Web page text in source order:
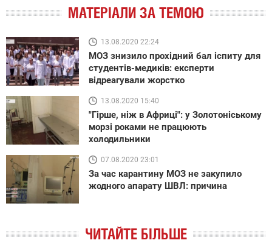
МАТЕРІАЛИ ЗА ТЕМОЮ
13.08.2020 22:24
МОЗ знизило прохідний бал іспиту для
студентів-медиків: експерти
відреагували жорстко
13.08.2020 15:40
"Гірше, ніж в Африці": у Золотоніському
морзі роками не працюють
холодильники
07.08.2020 23:01
За час карантину МОЗ не закупило
жодного апарату ШВЛ: причина
ЧИТАЙТЕ БІЛЬШЕ